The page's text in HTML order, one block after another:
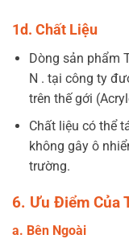
1d. Chất Liệu
Dòng sản phẩm
N . tại công ty
trên thế gới
Chất liệu có thể
không gây ô
trường.
6. Ưu Điểm Của
a. Bên Ngoài